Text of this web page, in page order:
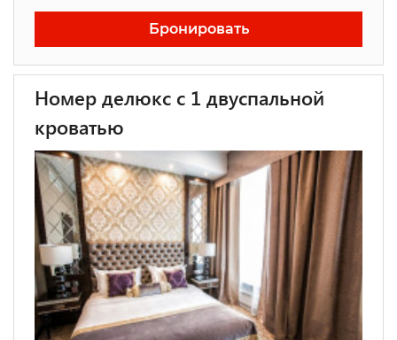
Бронировать
Номер делюкс с 1 двуспальной
кроватью